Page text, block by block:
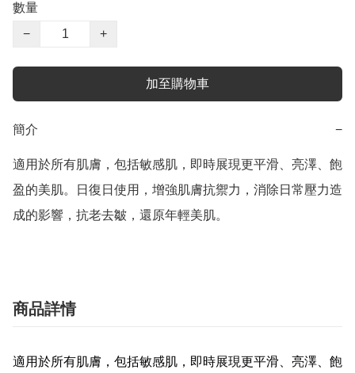
數量
−
+
加至購物車
簡介 −
適用於所有肌膚，包括敏感肌，即時展現更平滑、亮澤、飽
盈的美肌。日復日使用，增強肌膚抗禦力，消除日常壓力造
成的影響，抗老去皺，還原年輕美肌。
商品詳情
適用於所有肌膚，包括敏感肌，即時展現更平滑、亮澤、飽